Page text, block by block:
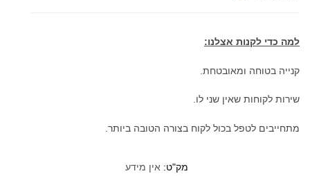
למה כדי לקנות אצלנו:
קנייה בטוחה ומאובטחת.
שירות לקוחות שאין שני לו.
מתחייבים לטפל בכול לקוח בצורה הטובה ביותר.
מק"ט: אין מידע